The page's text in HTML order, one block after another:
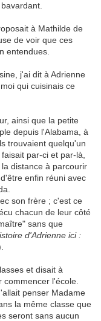
à Mathilde de
de voir que ces
entendues.
j'ai dit à Adrienne
qui cuisinais ce
ainsi que la petite
depuis l'Alabama, à
trouvaient quelqu'un
par-ci et par-là,
distance à parcourir
enfin réuni avec
son frère ; c'est ce
chacun de leur côté
sans que
d'Adrienne ici :
et disait à
l'école.
penser Madame
la même classe que
seront sans aucun